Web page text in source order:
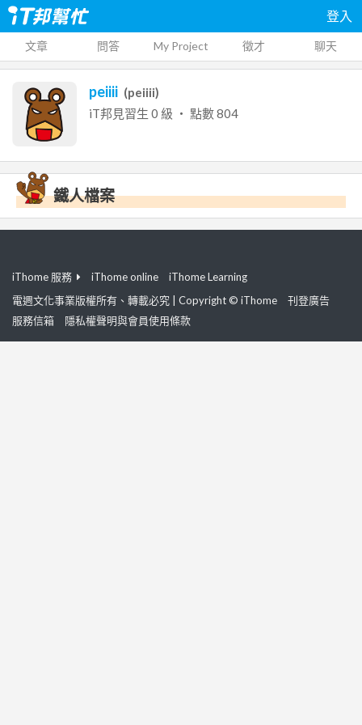
登入
文章 問答 My Project 徵才 聊天
peiiii (peiiii)
iT邦見習生 0 級 ‧ 點數804
鐵人檔案
iThome 服務 iThome online
iThome Learning
電週文化事業版權所有、轉載必究 | Copyright © iThome
刊登廣告
服務信箱
隱私權聲明與會員使用條款